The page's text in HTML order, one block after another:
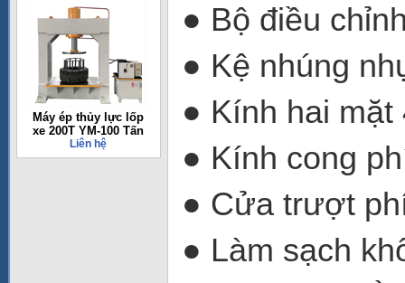
Máy ép thủy lực lốp
xe 200T YM-100 Tấn
Liên hệ
● Bộ điều
● Kệ nhúng
● Kính hai mặt
● Kính cong
● Cửa trượt
● Làm sạch